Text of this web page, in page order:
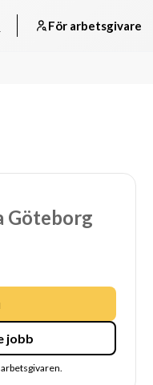
För arbetsgivare
Göteborg
jobb